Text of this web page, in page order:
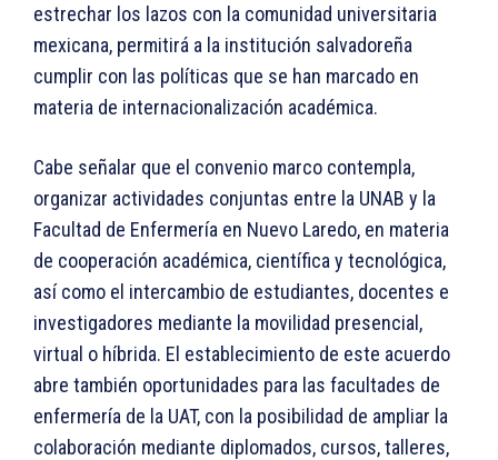
estrechar los lazos con la comunidad universitaria
mexicana, permitirá a la institución salvadoreña
cumplir con las políticas que se han marcado en
materia de internacionalización académica.
Cabe señalar que el convenio marco contempla,
organizar actividades conjuntas entre la UNAB y la
Facultad de Enfermería en Nuevo Laredo, en materia
de cooperación académica, científica y tecnológica,
así como el intercambio de estudiantes, docentes e
investigadores mediante la movilidad presencial,
virtual o híbrida. El establecimiento de este acuerdo
abre también oportunidades para las facultades de
enfermería de la UAT, con la posibilidad de ampliar la
colaboración mediante diplomados, cursos, talleres,